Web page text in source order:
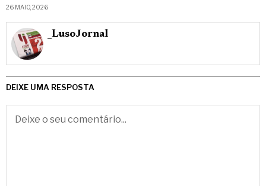
26 MAIO, 2026
_LusoJornal
DEIXE UMA RESPOSTA